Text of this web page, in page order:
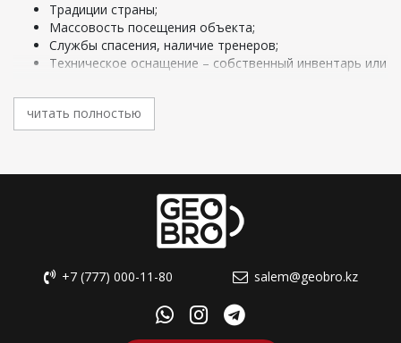
Традиции страны;
Массовость посещения объекта;
Службы спасения, наличие тренеров;
Техническое оснащение – собственный инвентарь или
Способы связи в критических ситуациях.
Мы делаем все возможное для прекрасного отдыха, но
Что такое экстремальный отдых?
путешествие с приключенческим характером или
читать полностью
+7 (777) 000-11-80 salem@geobro.kz